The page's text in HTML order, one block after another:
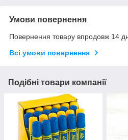
Умови повернення
Повернення товару впродовж 14
Всі умови повернення
Подібні товари компанії